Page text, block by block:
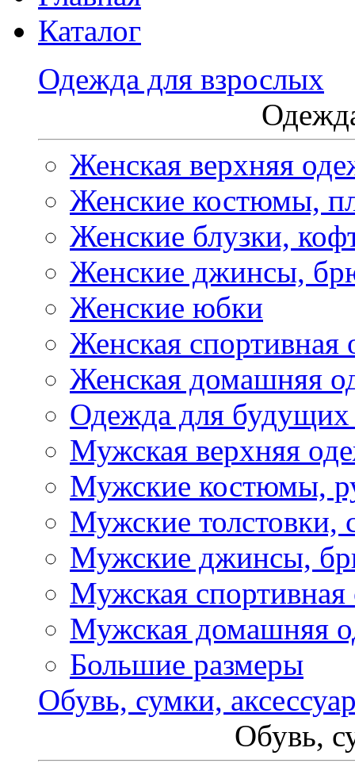
Каталог
Одежда для взрослых
Женская верхняя
Женские костюмы,
Женские блузки,
Женские джинсы,
Женские юбки
Женская спортивная
Женская домашняя
Одежда для
Мужская верхняя
Мужские костюмы,
Мужские толстовки,
Мужские джинсы,
Мужская спортивная
Мужская домашняя
Большие размеры
Обувь, сумки,
Обувь,